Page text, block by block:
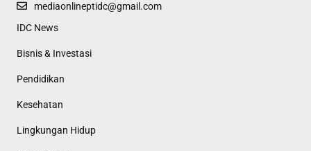
mediaonlineptidc@gmail.com
IDC News
Bisnis & Investasi
Pendidikan
Kesehatan
Lingkungan Hidup